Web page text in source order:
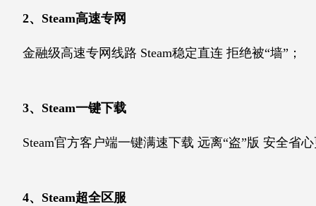
2、Steam高速专网
金融级高速专网线路 Steam稳定直连 拒绝被“墙”；
3、Steam一键下载
Steam官方客户端一键满速下载 远离“盗”版 安全省
4、Steam超全区服